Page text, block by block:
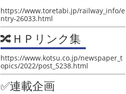
https://www.toretabi.jp/railway_info/e
ntry-26033.html
🔀ＨＰリンク集
https://www.kotsu.co.jp/newspaper_t
opics/2022/post_5238.html
✅連載企画